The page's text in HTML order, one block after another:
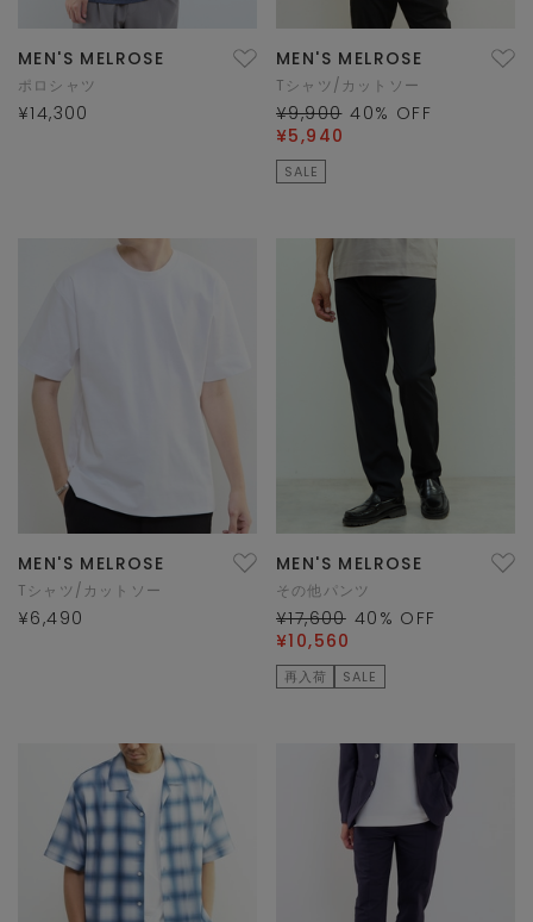
MEN'S MELROSE
ポロシャツ
¥14,300
MEN'S MELROSE
Tシャツ/カットソー
¥9,900 40% OFF
¥5,940
SALE
MEN'S MELROSE
Tシャツ/カットソー
¥6,490
MEN'S MELROSE
その他パンツ
¥17,600 40 % OFF
¥10,560
再入荷 SALE